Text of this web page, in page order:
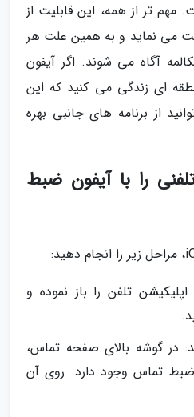
تر از همه، این قابلیت از
می نماید و به همین علت هر
آگاه می شوند. اگر آیفون
ای زندگی می کنید که این
از برنامه های جانبی بهره
را با آیفون ضبط
تلفن را باز نموده و
در گوشه بالای صفحه تماس،
ضبط تماس وجود دارد. روی آن